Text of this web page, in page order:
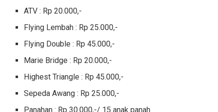
ATV : Rp 20.000,-
Flying Lembah : Rp 25.000,-
Flying Double : Rp 45.000,-
Marie Bridge : Rp 20.000,-
Highest Triangle : Rp 45.000,-
Sepeda Awang : Rp 25.000,-
Panahan : Rp 30.000,-/ 15 anak panah